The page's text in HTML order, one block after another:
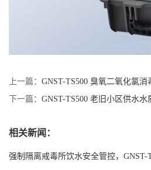
上一篇： GNST-TS500 臭氧二氧化氯消
下一篇： GNST-TS500 老旧小区供水水
相关新闻：
强制隔离戒毒所饮水安全管控，